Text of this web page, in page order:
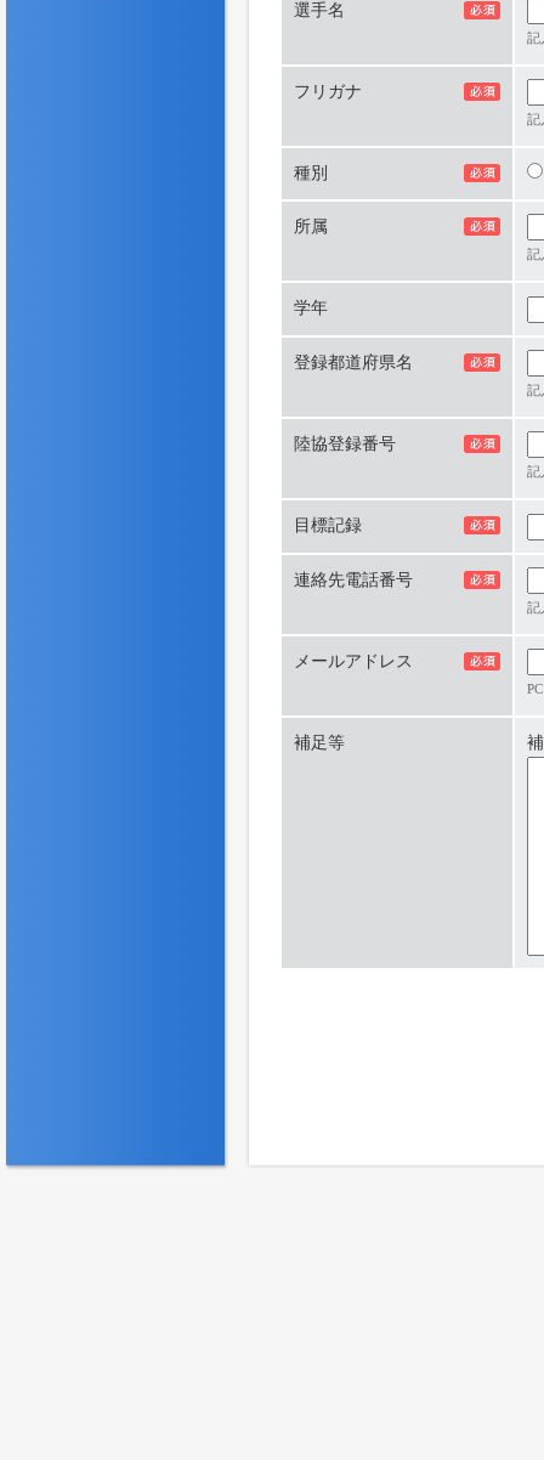
選手名
記
フリガナ
記
種別
所属
記
学年
登録都道府県名
記
陸協登録番号
記
目標記録
連絡先電話番号
記
メールアドレス
補足等